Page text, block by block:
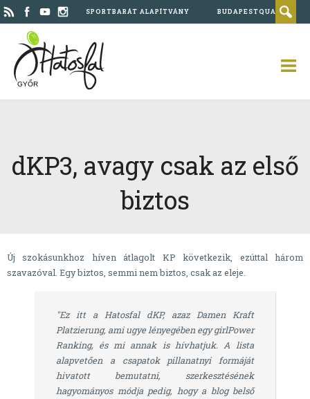
SPORTBARÁT ALAPÍTVÁNY BUDAPESTQUAD
GYŐR
dKP3, avagy csak az első
biztos
Új szokásunkhoz híven átlagolt KP következik, ezúttal három
szavazóval. Egy biztos, semmi nem biztos, csak az eleje.
"Ez itt a Hatosfal dKP, azaz Damen Kraft
Platzierung, ami ugye lényegében egy girlPower
Ranking, és mi annak is hívhatjuk. A lista
alapvetően a csapatok pillanatnyi formáját
hivatott bemutatni, szerkesztésének
hagyományos módja pedig, hogy a blog belső